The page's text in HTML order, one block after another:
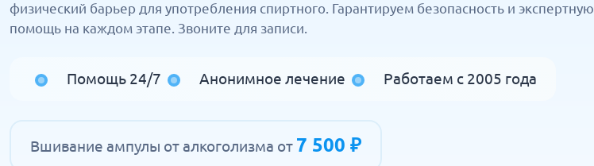
физический барьер для употребления спиртного. Гарантируем безопасность и экспертную
помощь на каждом этапе. Звоните для записи.
Помощь 24/7 Анонимное лечение Работаем с 2005 года
Вшивание ампулы от алкоголизма от 7 500 ₽